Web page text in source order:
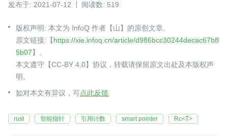
发布于: 2021-07-12 阅读数: 519
版权声明: 本文为 InfoQ 作者【山】的原创文章。
原文链接:【https://xie.infoq.cn/article/d986bcc30244decac67b8
5b07】。
本文遵守【CC-BY 4.0】协议，转载请保留原文出处及本版权声
明。
如对本文有异议，可点此反馈
rust 智能指针 引用计数 smart pointer Rc<T>